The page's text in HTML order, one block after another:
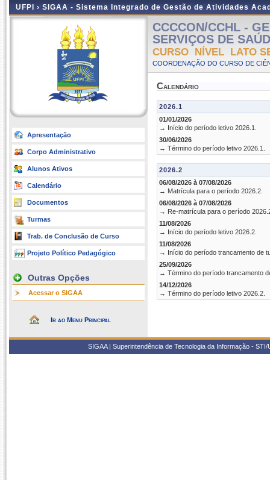
UFPI › SIGAA - Sistema Integrado de Gestão de Atividades
Apresentação
Corpo Administrativo
Alunos Ativos
Calendário
Documentos
Turmas
Trab. de Conclusão de Curso
Projeto Político Pedagógico
Outras Opções
Acessar o SIGAA
Ir ao Menu Principal
CCCCON/CCHL -
SERVIÇOS DE
CURSO NÍVEL LATO
COORDENAÇÃO DO CURSO DE
Calendário
2026.1
01/01/2026
→ Início do período letivo 2026.1.
30/06/2026
→ Término do período letivo 2026.1.
2026.2
06/08/2026 à 07/08/2026
→ Matrícula para o período 2026.2.
06/08/2026 à 07/08/2026
→ Re-matrícula para o período
11/08/2026
→ Início do período letivo 2026.2.
11/08/2026
→ Início do período trancamento de
25/09/2026
→ Término do período trancamento
14/12/2026
→ Término do período letivo 2026.2.
SIGAA | Superintendência de Tecnologia da Informação -